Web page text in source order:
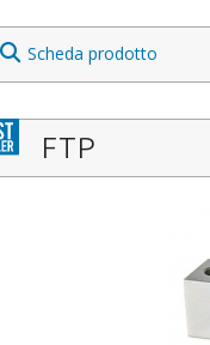
Scheda prodotto
FTP